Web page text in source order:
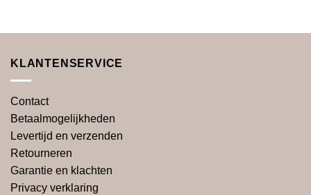
KLANTENSERVICE
Contact
Betaalmogelijkheden
Levertijd en verzenden
Retourneren
Garantie en klachten
Privacy verklaring